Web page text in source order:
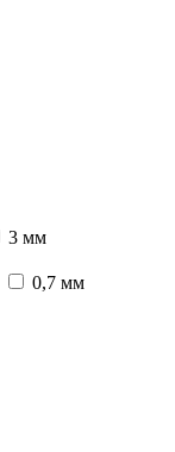
3 мм
0,7 мм